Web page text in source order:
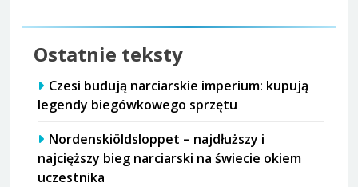
Ostatnie teksty
Czesi budują narciarskie imperium: kupują
legendy biegówkowego sprzętu
Nordenskiöldsloppet – najdłuższy i
najcięższy bieg narciarski na świecie okiem
uczestnika